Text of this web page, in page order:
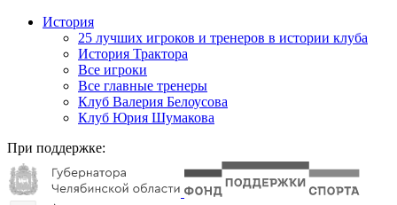
История
25 лучших игроков и тренеров в истории клуба
История Трактора
Все игроки
Все главные тренеры
Клуб Валерия Белоусова
Клуб Юрия Шумакова
При поддержке: